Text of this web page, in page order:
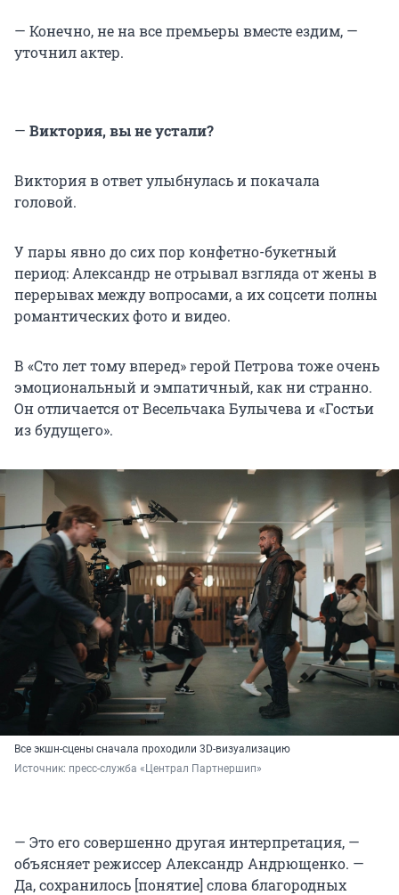
— Конечно, не на все премьеры вместе ездим, —
уточнил актер.
— Виктория, вы не устали?
Виктория в ответ улыбнулась и покачала
головой.
У пары явно до сих пор конфетно-букетный
период: Александр не отрывал взгляда от жены в
перерывах между вопросами, а их соцсети полны
романтических фото и видео.
В «Сто лет тому вперед» герой Петрова тоже очень
эмоциональный и эмпатичный, как ни странно.
Он отличается от Весельчака Булычева и «Гостьи
из будущего».
Все экшн-сцены сначала проходили 3D-визуализацию
Источник: пресс-служба «Централ Партнершип»
— Это его совершенно другая интерпретация, —
объясняет режиссер Александр Андрющенко. —
Да, сохранилось [понятие] слова благородных